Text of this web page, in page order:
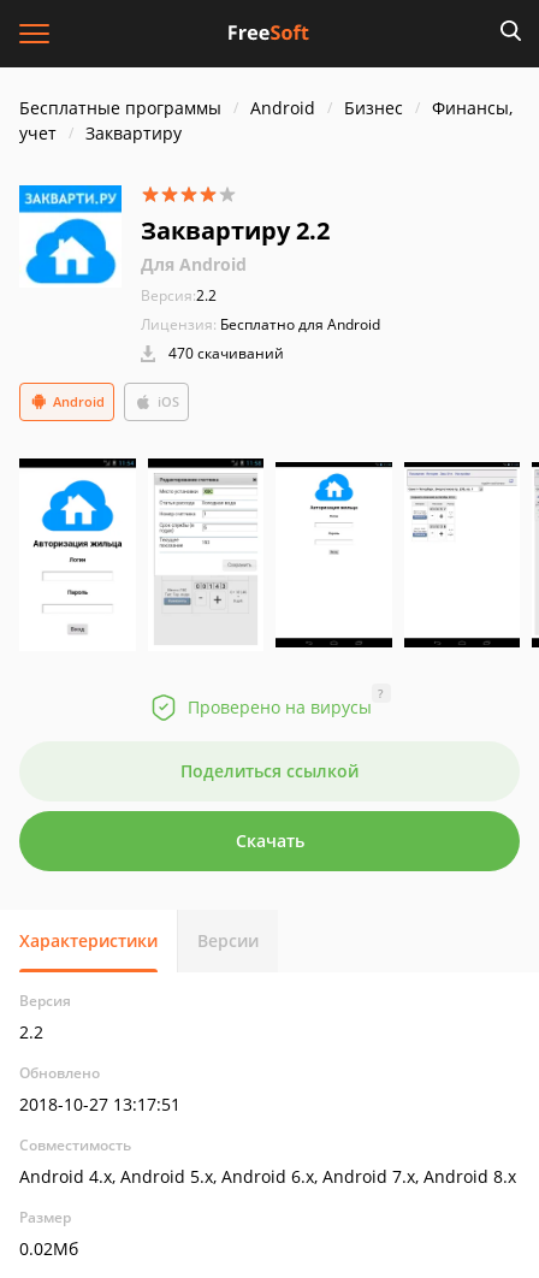
Бесплатные программы Android Бизнес
Финансы,
учет
Заквартиру
Заквартиру 2.2
Для Android
Версия:2.2
Лицензия: Бесплатно для Android
470 скачиваний
Android iOS
Проверено на вирусы
?
Поделиться ссылкой
Скачать
Характеристики Версии
Версия
2.2
Обновлено
2018-10-27 13:17:51
Совместимость
Android 4.x, Android 5.x, Android 6.x, Android 7.x, Android 8.x
Размер
0.02Мб